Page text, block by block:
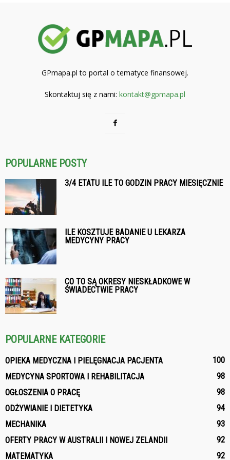
GPmapa.pl to portal o tematyce finansowej.
Skontaktuj się z nami: kontakt@gpmapa.pl
POPULARNE POSTY
3/4 ETATU ILE TO GODZIN PRACY MIESIĘCZNIE
ILE KOSZTUJE BADANIE U LEKARZA
MEDYCYNY PRACY
CO TO SĄ OKRESY NIESKŁADKOWE W
ŚWIADECTWIE PRACY
POPULARNE KATEGORIE
OPIEKA MEDYCZNA I PIELĘGNACJA PACJENTA
100
MEDYCYNA SPORTOWA I REHABILITACJA
98
OGŁOSZENIA O PRACĘ
98
ODŻYWIANIE I DIETETYKA
94
MECHANIKA
93
OFERTY PRACY W AUSTRALII I NOWEJ ZELANDII
92
MATEMATYKA
92